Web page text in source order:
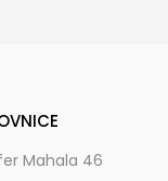
Mahala 46